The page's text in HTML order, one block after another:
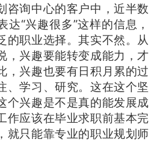
询中心的客户中，近半数
达“兴趣很多”这样的信息，
的职业选择。其实不然。从
，兴趣要能转变成能力，才
，兴趣也要有日积月累的过
、学习、研究。这在这个坚
个兴趣是不是真的能发展成
作应该在毕业求职前基本完
就只能靠专业的职业规划师